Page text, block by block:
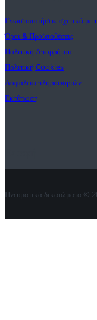
Γνωστοποιήσεις σχετικά με
Όροι & Προϋποθέσεις
Πολιτική Απορρήτου
Πολιτική Cookies
Ασφάλεια πληροφοριών
Εκτύπωση
Πνευματικά δικαιώματα ©